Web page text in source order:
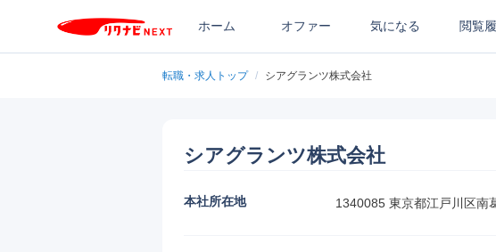
ホーム オファー 気になる 閲覧
転職・求人トップ / シアグランツ株式会社
シアグランツ株式会社
本社所在地 1340085 東京都江戸川区南